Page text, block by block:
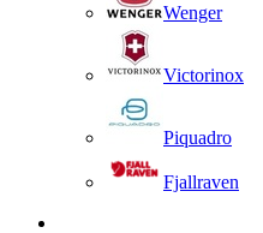
Wenger
Victorinox
Piquadro
Fjallraven